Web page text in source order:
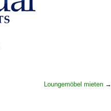
Loungemöbel mieten →